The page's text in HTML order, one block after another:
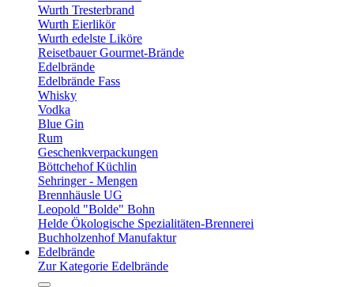
Wurth Tresterbrand
Wurth Eierlikör
Wurth edelste Liköre
Reisetbauer Gourmet-Brände
Edelbrände
Edelbrände Fass
Whisky
Vodka
Blue Gin
Rum
Geschenkverpackungen
Böttchehof Küchlin
Sehringer - Mengen
Brennhäusle UG
Leopold "Bolde" Bohn
Helde Ökologische Spezialitäten-Brennerei
Buchholzenhof Manufaktur
Edelbrände
Zur Kategorie Edelbrände